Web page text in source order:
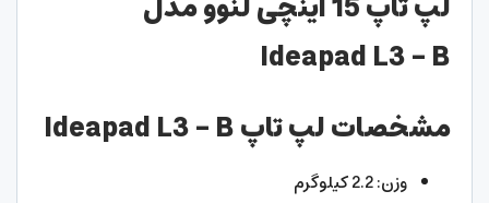
Ideapad L3 – B
مشخصات لپ تاپ Ideapad L3 – B
وزن: 2.2 کیلوگرم